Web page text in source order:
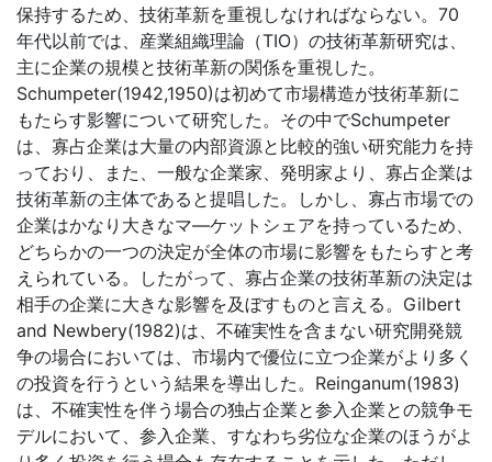
保持するため、技術革新を重視しなければならない。70
年代以前では、産業組織理論（TIO）の技術革新研究は、
主に企業の規模と技術革新の関係を重視した。
Schumpeter(1942,1950)は初めて市場構造が技術革新に
もたらす影響について研究した。その中でSchumpeter
は、寡占企業は大量の内部資源と比較的強い研究能力を持
っており、また、一般な企業家、発明家より、寡占企業は
技術革新の主体であると提唱した。しかし、寡占市場での
企業はかなり大きなマ—ケットシェアを持っているため、
どちらかの一つの決定が全体の市場に影響をもたらすと考
えられている。したがって、寡占企業の技術革新の決定は
相手の企業に大きな影響を及ぼすものと言える。Gilbert
and Newbery(1982)は、不確実性を含まない研究開発競
争の場合においては、市場内で優位に立つ企業がより多く
の投資を行うという結果を導出した。Reinganum(1983)
は、不確実性を伴う場合の独占企業と参入企業との競争モ
デルにおいて、参入企業、すなわち劣位な企業のほうがよ